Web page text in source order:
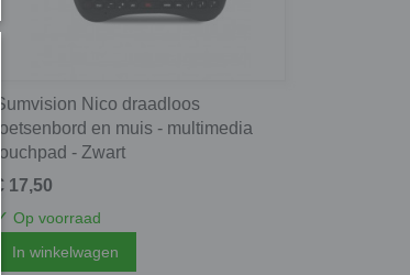
Sumvision Nico draadloos
toetsenbord en muis - multimedia
touchpad - Zwart
€ 17,50
✓ Op voorraad
In winkelwagen